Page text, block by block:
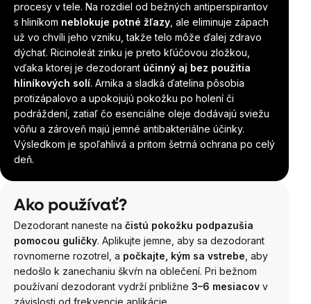
procesy v tele. Na rozdiel od bežných antiperspirantov
s hliníkom neblokuje potné žľazy, ale eliminuje zápach
už vo chvíli jeho vzniku, takže telo môže ďalej zdravo
dýchať. Ricinoleát zinku je preto kľúčovou zložkou,
vďaka ktorej je dezodorant účinný aj bez použitia
hliníkových solí. Arnika a sladká ďatelina pôsobia
protizápalovo a upokojujú pokožku po holení či
podráždení, zatiaľ čo esenciálne oleje dodávajú sviežu
vôňu a zároveň majú jemné antibakteriálne účinky.
Výsledkom je spoľahlivá a pritom šetrná ochrana po celý
deň.
Ako používať?
Dezodorant naneste na čistú pokožku podpazušia
pomocou guličky. Aplikujte jemne, aby sa dezodorant
rovnomerne rozotrel, a počkajte, kým sa vstrebe, aby
nedošlo k zanechaniu škvŕn na oblečení. Pri bežnom
používaní dezodorant vydrží približne 3–6 mesiacov v